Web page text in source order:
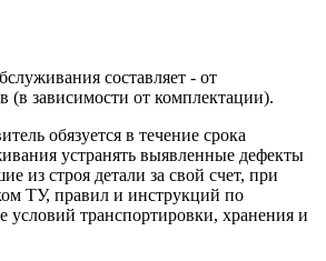
составляет - от
(в зависимости от комплектации).
обязуется в течение срока
устранять выявленные дефекты
из строя детали за свой счет, при
ТУ, правил и инструкций по
условий транспортировки, хранения и